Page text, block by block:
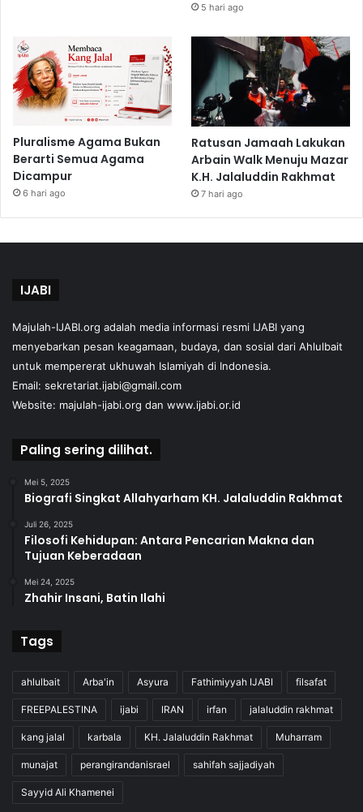
5 hari ago
Pluralisme Agama Bukan
Berarti Semua Agama
Dicampur
6 hari ago
Ratusan Jamaah Lakukan
Arbain Walk Menuju Mazar
K.H. Jalaluddin Rakhmat
7 hari ago
IJABI
Majulah-IJABI.org adalah media informasi resmi IJABI yang
menyebarkan pesan keagamaan, budaya, dan sosial dari Ahlulbait
untuk mempererat ukhuwah Islamiyah di Indonesia.
Email: sekretariat.ijabi@gmail.com
Website: majulah-ijabi.org dan www.ijabi.or.id
Paling sering dilihat.
Mei 5, 2025
Biografi Singkat Allahyarham KH. Jalaluddin Rakhmat
Juli 26, 2025
Filosofi Kehidupan: Antara Pencarian Makna dan
Tujuan Keberadaan
Mei 24, 2025
Zhahir Insani, Batin Ilahi
Tags
ahlulbait Arba'in Asyura Fathimiyyah IJABI filsafat
FREEPALESTINA ijabi IRAN irfan jalaluddin rakhmat
kang jalal karbala KH. Jalaluddin Rakhmat Muharram
munajat perangirandanisrael sahifah sajjadiyah
Sayyid Ali Khamenei